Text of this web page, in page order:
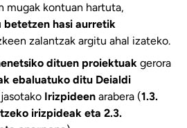
mugak kontuan hartuta,
betetzen hasi aurretik
zalantzak argitu ahal izateko.
dituen proiektuak gerora
ebaluatuko ditu Deialdi
jasotako Irizpideen arabera (1.3.
irizpideak eta 2.3.